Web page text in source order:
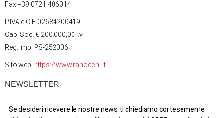
Fax +39 0721 406014
P.IVA e C.F. 02684200419
Cap. Soc. € 200.000,00 i.v.
Reg. Imp. PS-252006
Sito web: https://www.ranocchi.it
NEWSLETTER